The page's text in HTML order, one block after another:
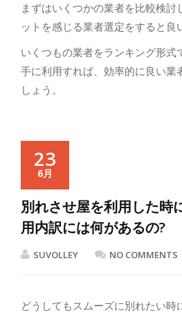
まずはいくつかの業者を比較検討
ットを感じる業者選定をすると良
いくつもの業者をランキング形式
手に利用すれば、効率的に良い業
しょう。
23
6月
別れさせ屋を利用した時
用内訳には何があるの?
SUVOLLEY NO COMMENTS
どうしてもスムーズに別れたい時